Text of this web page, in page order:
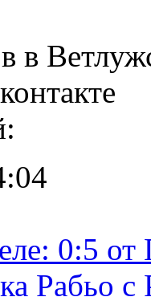
в
0:5
Рабьо с